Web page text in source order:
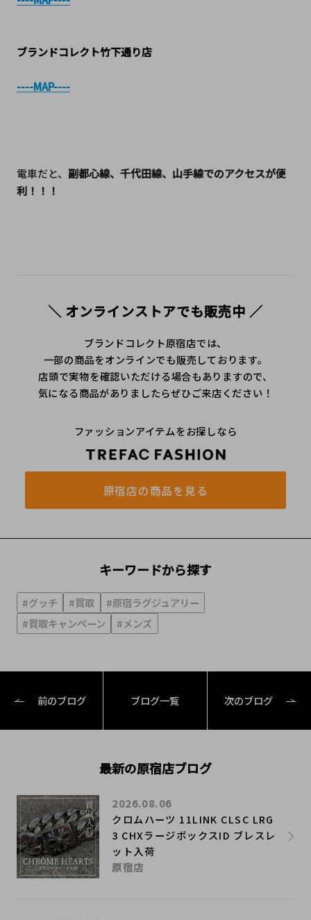
ブランドコレクト竹下通り店
----MAP----
電車だと、 副都心線、千代田線、山手線でのアクセスが便
利！！！
＼ オンラインストアでも販売中 ／
ブランドコレクト原宿店では、
一部の商品をオンラインでも販売しております。
店頭で実物を確認いただける場合もありますので、
気になる商品がありましたらぜひご来店ください！
ファッションアイテムをお探しなら
原宿店の商品を見る
キーワードから探す
#グッチ #買取
#原宿ラグジュアリー
#買取キャンペーン
#メンズ
前のブログ ブログ一覧 次のブログ
最新の原宿店ブログ
クロムハーツ 11LINK CLSC LRG
3 CHXラージボックスID ブレスレ
ット入荷
2026.08.06
原宿店